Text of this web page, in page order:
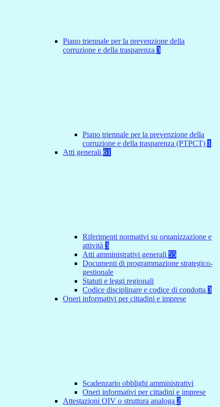
Piano triennale per la prevenzione della
corruzione e della trasparenza 3
Piano triennale per la prevenzione della
corruzione e della trasparenza (PTPCT) 1
Atti generali 61
Riferimenti normativi su organizzazione e
attività 3
Atti amministrativi generali 55
Documenti di programmazione strategico-
gestionale
Statuti e leggi regionali
Codice disciplinare e codice di condotta 3
Oneri informativi per cittadini e imprese
Scadenzario obblighi amministrativi
Oneri informativi per cittadini e imprese
Attestazioni OIV o struttura analoga 2